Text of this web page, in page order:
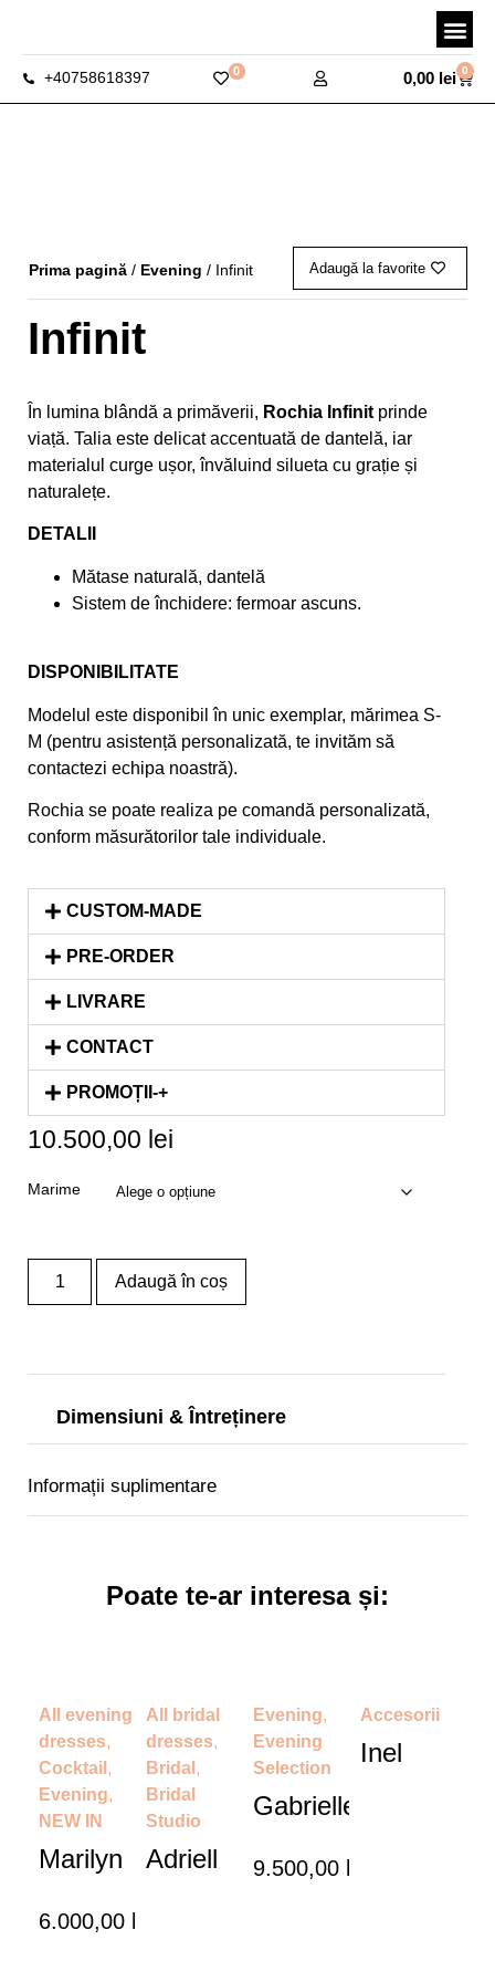
+40758618397 0 0,00 lei 0
Prima pagină / Evening / Infinit Adaugă la favorite
Infinit
În lumina blândă a primăverii, Rochia Infinit prinde
viață. Talia este delicat accentuată de dantelă, iar
materialul curge ușor, învăluind silueta cu grație și
naturalețe.
DETALII
Mătase naturală, dantelă
Sistem de închidere: fermoar ascuns.
DISPONIBILITATE
Modelul este disponibil în unic exemplar, mărimea S-
M (pentru asistență personalizată, te invităm să
contactezi echipa noastră).
Rochia se poate realiza pe comandă personalizată,
conform măsurătorilor tale individuale.
CUSTOM-MADE
PRE-ORDER
LIVRARE
CONTACT
PROMOȚII-+
10.500,00 lei
Marime
Adaugă în coș
Dimensiuni & Întreținere
Informații suplimentare
Poate te-ar interesa și:
All evening
dresses,
Cocktail ,
Evening,
NEW IN
Marilyn
6.000,00
All bridal
dresses,
Bridal ,
Bridal
Studio
Adriell
Evening,
Evening
Selection
Gabrielle
9.500,00
Accesorii
Inel